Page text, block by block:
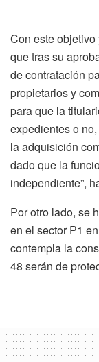
Con este
que tras su
de contratación
propietarios y
para que la
expedientes o
la adquisición
dado que la
independiente”,
Por otro lado, se
en el sector P1
contempla la
48 serán de